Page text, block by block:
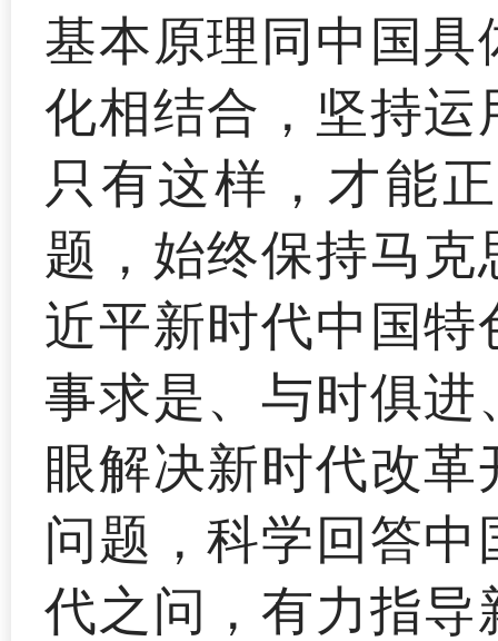
基本原理同中国
化相结合，坚持
只有这样，才能
题，始终保持马
近平新时代中国
事求是、与时俱
眼解决新时代改
问题，科学回答
代之问，有力指